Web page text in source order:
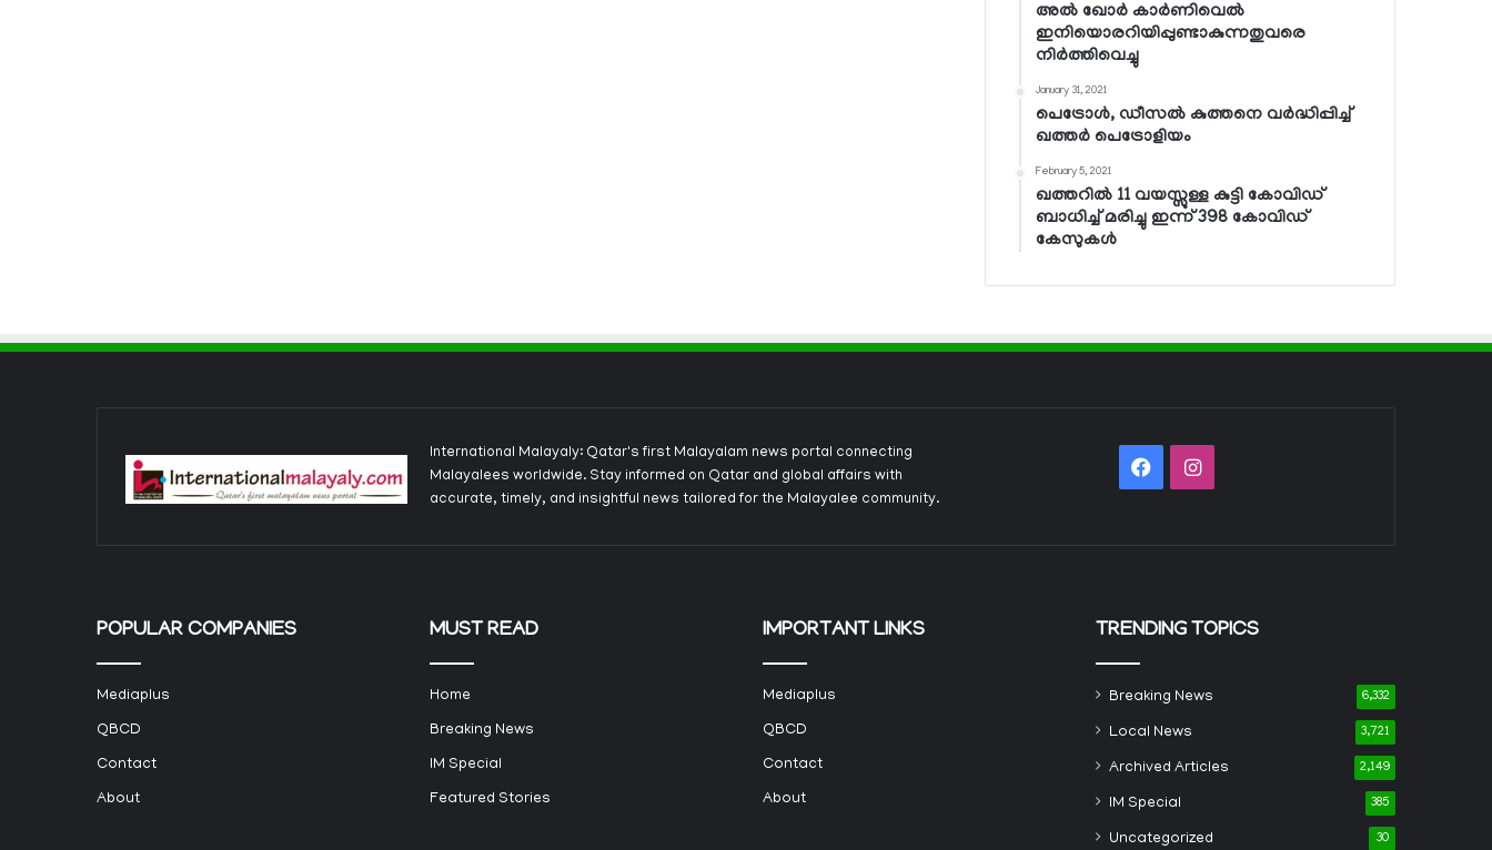
അല്‍ ഖോര്‍ കാര്‍ണിവെല്‍
ഇനിയൊരറിയിപ്പുണ്ടാകുന്നതുവരെ
നിര്‍ത്തിവെച്ചു
January 31, 2021
പെട്രോള്‍, ഡീസല്‍ കുത്തനെ വര്‍ദ്ധിപ്പിച്ച്
ഖത്തര്‍ പെട്രോളിയം
February 5, 2021
ഖത്തറില്‍ 11 വയസ്സുള്ള കുട്ടി കോവിഡ്
ബാധിച്ച് മരിച്ചു ഇന്ന് 398 കോവിഡ്
കേസുകള്‍
International Malayaly: Qatar's first Malayalam news portal connecting
Malayalees worldwide. Stay informed on Qatar and global affairs with
accurate, timely, and insightful news tailored for the Malayalee community.
FacebookInstagram
POPULAR COMPANIES
Mediaplus
QBCD
Contact
About
MUST READ
Home
Breaking News
IM Special
Featured Stories
IMPORTANT LINKS
Mediaplus
QBCD
Contact
About
TRENDING TOPICS
Breaking News 6,332
Local News 3,721
Archived Articles 2,149
IM Special 385
Uncategorized 30